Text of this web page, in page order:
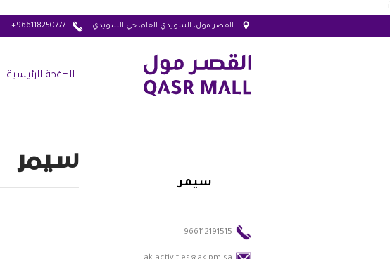
i
القصر مول، السويدي العام، حي السويدي +966118250777
الصفحة الرئيسية
سيمر
966112191515
سيمر